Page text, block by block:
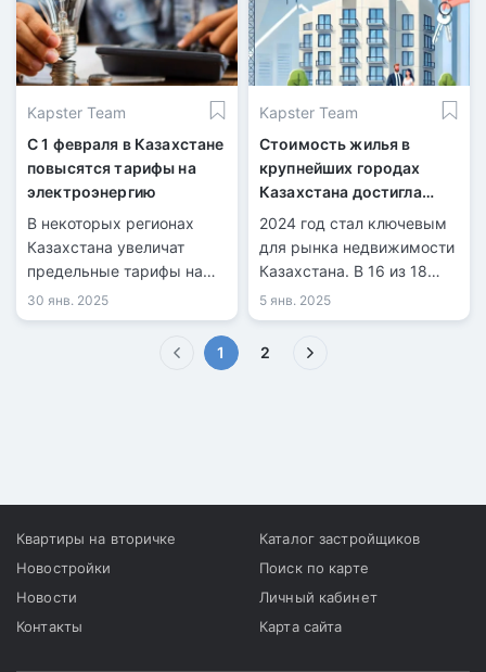
зависит от ряда факторов.
Kapster Team
С 1 февраля в Казахстане
повысятся тарифы на
электроэнергию
В некоторых регионах
Казахстана увеличат
предельные тарифы на
электроэнергию.
30 янв. 2025
Kapster Team
Стоимость жилья в
крупнейших городах
Казахстана достигла
рекордных значений
2024 год стал ключевым
для рынка недвижимости
Казахстана. В 16 из 18
городов страны
зафиксирован рост
стоимости жилья,
5 янв. 2025
1 (текущая)
2
Квартиры на вторичке
Новостройки
Новости
Контакты
Каталог застройщиков
Поиск по карте
Личный кабинет
Карта сайта